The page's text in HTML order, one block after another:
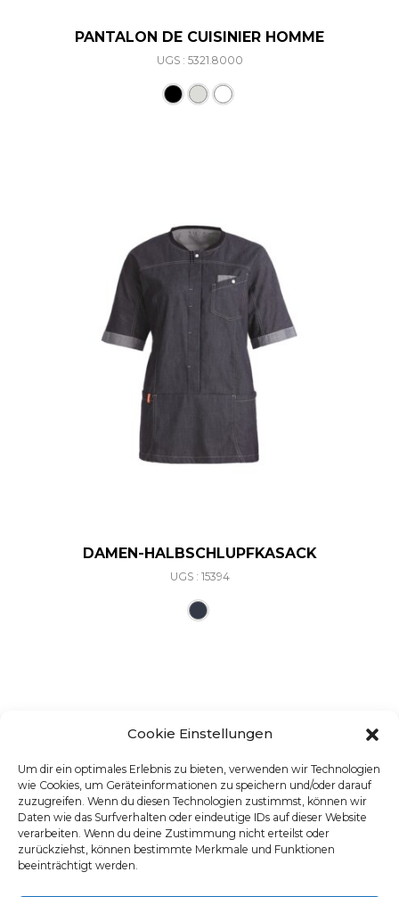
Cookie Einstellungen
Um dir ein optimales Erlebnis zu bieten, verwenden wir Technologien
wie Cookies, um Geräteinformationen zu speichern und/oder darauf
zuzugreifen. Wenn du diesen Technologien zustimmst, können wir
Daten wie das Surfverhalten oder eindeutige IDs auf dieser Website
verarbeiten. Wenn du deine Zustimmung nicht erteilst oder
zurückziehst, können bestimmte Merkmale und Funktionen
beeinträchtigt werden.
PANTALON DE CUISINIER HOMME
UGS : 5321.8000
DAMEN-HALBSCHLUPFKASACK
UGS : 15394